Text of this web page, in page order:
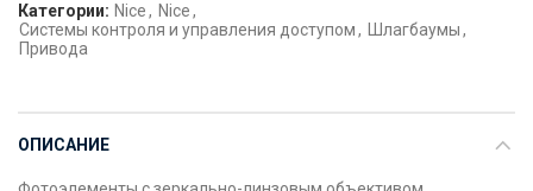
Категории: Nice, Nice,
Системы контроля и управления доступом, Шлагбаумы,
Привода
ОПИСАНИЕ